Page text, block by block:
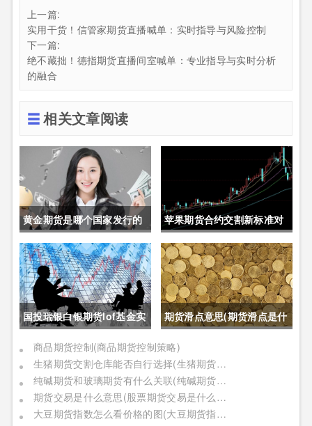
上一篇:
实用干货！信管家期货直播喊单：实时指导与风险控制
下一篇:
绝不藏拙！德指期货直播间室喊单：专业指导与实时分析
的融合
相关文章阅读
黄金期货是哪个国家发行的
呢(黄金期货是属于国内盘
吗)
苹果期货合约交割新标准对
价格的影响(苹果期货合约交
割新标准对价格的影响有哪
些)
国投瑞银白银期货lof基金实
时行情(国投瑞银白银期货
lof基金实时行情怎么样)
期货滑点意思(期货滑点是什
么意思)
商品期货控制(商品期货控制策略)
生猪期货交割仓库能否自行选择(生猪期货交割仓库能否自行选择仓位)
纯碱期货和玻璃期货有什么关联(纯碱期货和玻璃期货有什么关联吗)
期货交易是什么意思(股票期货交易是什么意思)
大豆期货指数怎么看价格的图(大豆期货指数怎么看价格的图表)